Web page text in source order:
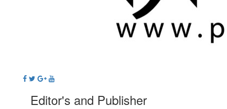
Editor's and Publisher